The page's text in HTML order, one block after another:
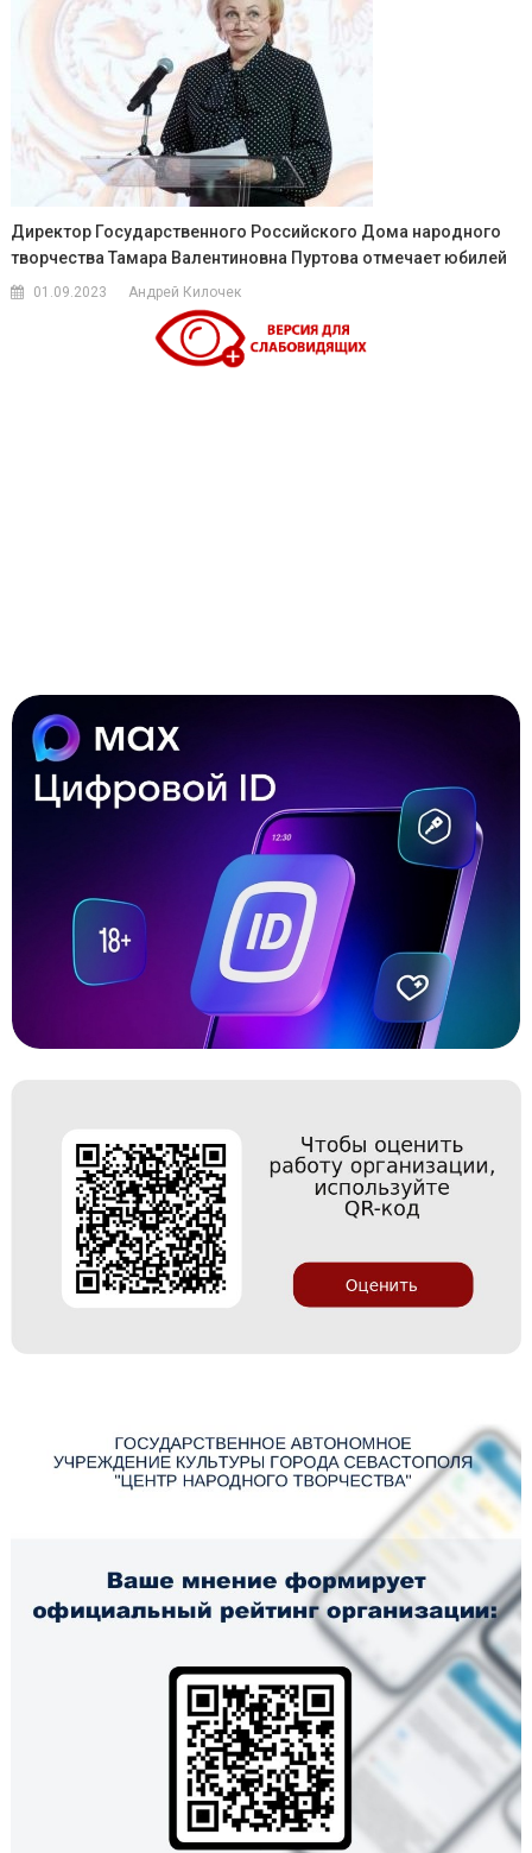
Директор Государственного Российского Дома народного
творчества Тамара Валентиновна Пуртова отмечает юбилей
01.09.2023 Андрей Килочек